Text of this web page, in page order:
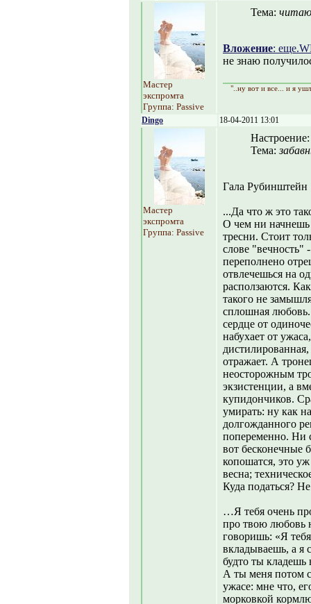
Мастер
экспромта
Группа: Passive
Тема: читаю
Вложение:
не знаю
"..ну вот и все... и я
Dingo 18-04-2011 13:01
Мастер
экспромта
Группа: Passive
Тема:
Гала
...Да что ж это
О чем ни начнешь
тресни. Стоит
слове "вечность"
переполнено
отвлечешься на
расползаются.
такого не
сплошная любовь.
сердце от
набухает от
отражает. А
неосторожным
экзистенции, а
купидончиков.
умирать: ну как
долгожданного
попеременно. Ни
вот бесконечные
копошатся, это
весна;
Куда податься?
…Я тебя очень
про твою любовь
говоришь: «Я
вкладываешь, а я
будто ты кладешь
А ты меня потом
ужасе: мне что,
морковкой